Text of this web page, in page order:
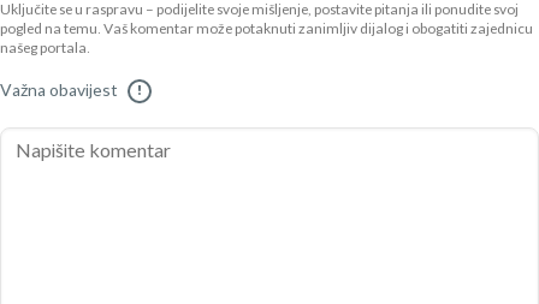
Uključite se u raspravu – podijelite svoje mišljenje, postavite pitanja ili ponudite svoj
pogled na temu. Vaš komentar može potaknuti zanimljiv dijalog i obogatiti zajednicu
našeg portala.
Važna obavijest !